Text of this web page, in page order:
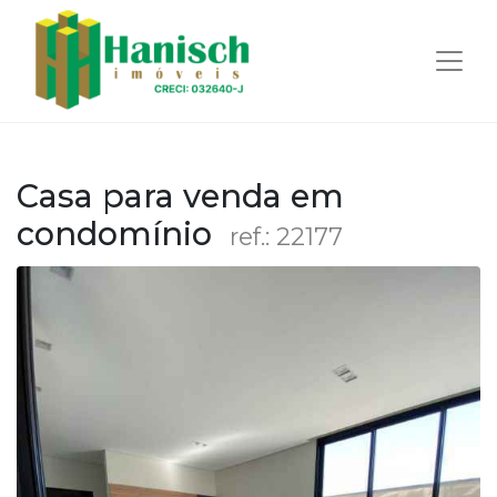
Casa para venda em
condomínio
ref.: 22177